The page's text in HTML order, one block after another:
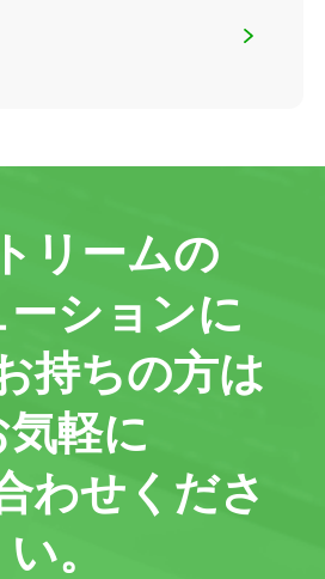
リームの
ーションに
持ちの方は
気軽に
わせくださ
い。